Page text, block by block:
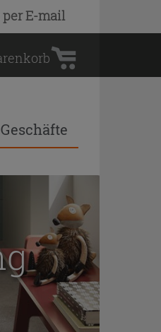
per E-mail
Geschäfte